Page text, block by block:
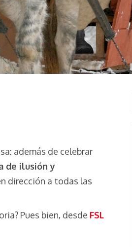
además de celebrar
de ilusión y
dirección a todas las
Pues bien, desde FSL